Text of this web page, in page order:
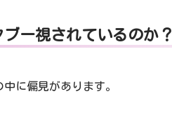
ー視されているのか？
に偏見があります。